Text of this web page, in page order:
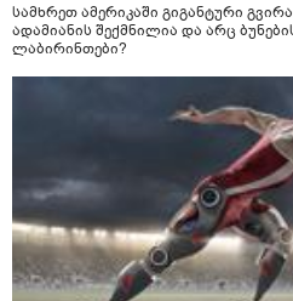
სამხრეთ ამერიკაში გიგანტური
ადამიანის შექმნილია და არც
ლაბირინთები?